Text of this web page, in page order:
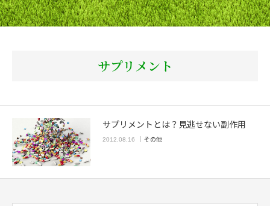
サプリメント
サプリメントとは？見逃せない副作用
2012.08.16 その他
院長ブログ